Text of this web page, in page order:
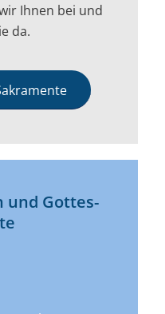
Ihnen bei und
da.
und Gottes­